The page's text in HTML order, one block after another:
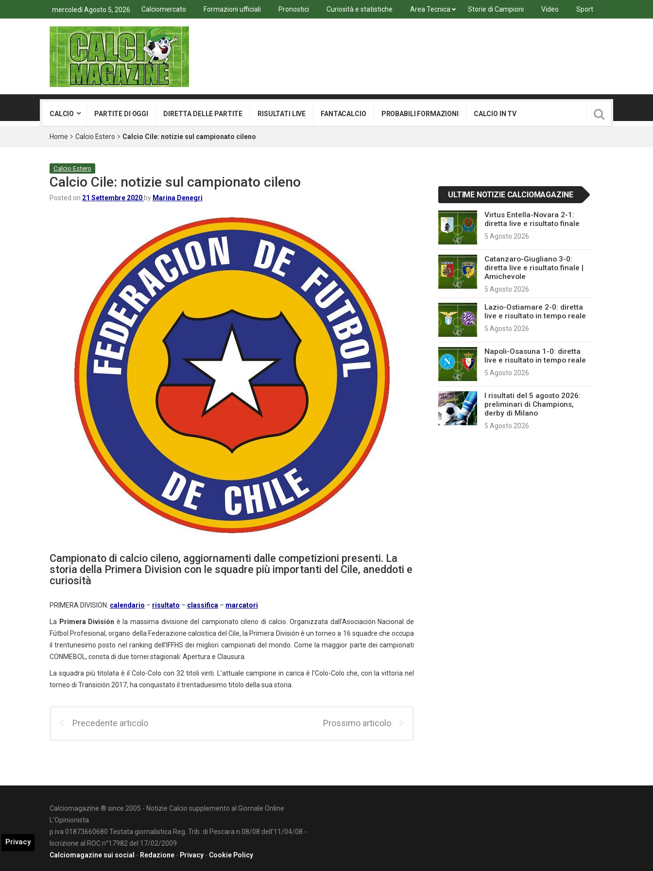
mercoledì Agosto 5, 2026 Calciomercato Formazioni ufficiali Pronostici Curiosità e statistiche Area Tecnica Storie di Campioni Video Sport
CALCIO PARTITE DI OGGI DIRETTA DELLE PARTITE RISULTATI LIVE FANTACALCIO PROBABILI FORMAZIONI CALCIO IN TV
Home Calcio Estero Calcio Cile: notizie sul campionato cileno
Calcio Estero
Calcio Cile: notizie sul campionato cileno
Posted on 21 Settembre 2020 by Marina Denegri
Campionato di calcio cileno, aggiornamenti dalle competizioni presenti. La
storia della Primera Division con le squadre più importanti del Cile, aneddoti e
curiosità
PRIMERA DIVISION: calendario – risultato – classifica – marcatori
La Primera División è la massima divisione del campionato cileno di calcio. Organizzata dall’Asociación Nacional de
Fútbol Profesional, organo della Federazione calcistica del Cile, la Primera División è un torneo a 16 squadre che occupa
il trentunesimo posto nel ranking dell’IFFHS dei migliori campionati del mondo. Come la maggior parte dei campionati
CONMEBOL, consta di due tornei stagionali: Apertura e Clausura.
La squadra più titolata è il Colo-Colo con 32 titoli vinti. L’attuale campione in carica è l’Colo-Colo che, con la vittoria nel
torneo di Transición 2017, ha conquistato il trentaduesimo titolo della sua storia.
Precedente articolo Prossimo articolo
ULTIME NOTIZIE CALCIOMAGAZINE
Virtus Entella-Novara 2-1:
diretta live e risultato finale
5 Agosto 2026
Catanzaro-Giugliano 3-0:
diretta live e risultato finale |
Amichevole
5 Agosto 2026
Lazio-Ostiamare 2-0: diretta
live e risultato in tempo reale
5 Agosto 2026
Napoli-Osasuna 1-0: diretta
live e risultato in tempo reale
5 Agosto 2026
I risultati del 5 agosto 2026:
preliminari di Champions,
derby di Milano
5 Agosto 2026
Calciomagazine ® since 2005 - Notizie Calcio supplemento al Giornale Online
L'Opinionista
p.iva 01873660680 Testata giornalistica Reg. Trib. di Pescara n.08/08 dell'11/04/08 -
Iscrizione al ROC n°17982 del 17/02/2009
Calciomagazine sui social - Redazione - Privacy - Cookie Policy
Privacy